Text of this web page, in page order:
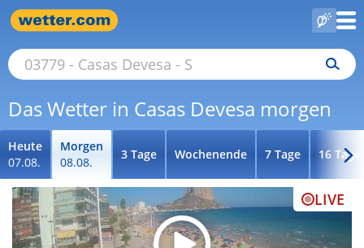
Das Wetter in Casas Devesa morgen
Heute
07.08.
Morgen
08.08.
3 Tage Wochenende 7 Tage 16 Tage
LIVE